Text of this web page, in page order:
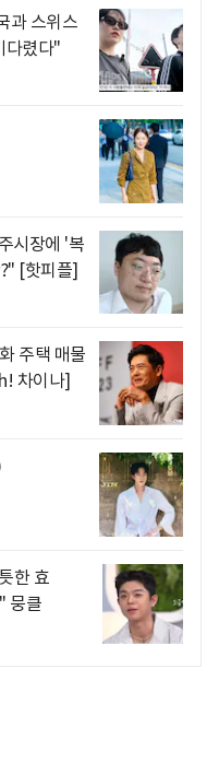
과 스위스
다렸다"
시장에 '복
[핫피플]
주택 매물
차이나]
한 효
뭉클